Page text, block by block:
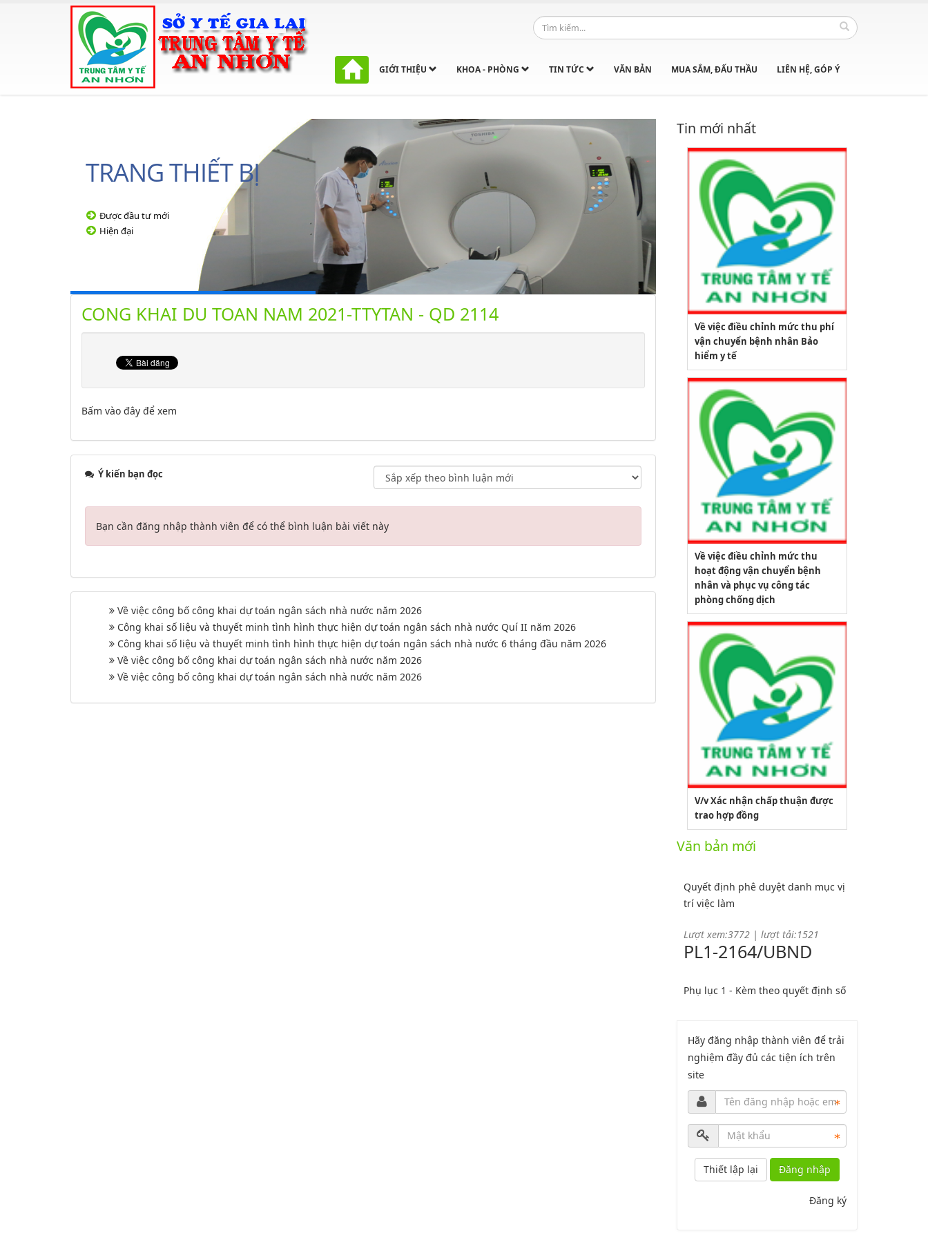
GIỚI THIỆU KHOA - PHÒNG TIN TỨC VĂN BẢN MUA SẮM, ĐẤU THẦU LIÊN HỆ, GÓP Ý
TRANG THIẾT BỊ
Được đầu tư mới
Hiện đại
CONG KHAI DU TOAN NAM 2021-TTYTAN - QD 2114
Bấm vào đây để xem
Ý kiến bạn đọc
Bạn cần đăng nhập thành viên để có thể bình luận bài viết này
Về việc công bố công khai dự toán ngân sách nhà nước năm 2026
Công khai số liệu và thuyết minh tình hình thực hiện dự toán ngân sách nhà nước Quí II năm 2026
Công khai số liệu và thuyết minh tình hình thực hiện dự toán ngân sách nhà nước 6 tháng đầu năm 2026
Về việc công bố công khai dự toán ngân sách nhà nước năm 2026
Về việc công bố công khai dự toán ngân sách nhà nước năm 2026
Tin mới nhất
Về việc điều chỉnh mức thu phí
vận chuyển bệnh nhân Bảo
hiểm y tế
Về việc điều chỉnh mức thu
hoạt động vận chuyển bệnh
nhân và phục vụ công tác
phòng chống dịch
V/v Xác nhận chấp thuận được
trao hợp đồng
Văn bản mới
2164/QĐUBND
trí việc làm
PL1-2164/UBND
2164
PL2-2164/UBND
Phụ lục 2 - Kèm theo quyết định số
2164
Lượt xem:1998 | lượt tải:1060
PL3-2164/UBND
Phụ lục 3 - Kèm theo quyết định số
Hãy đăng nhập thành viên để trải
nghiệm đầy đủ các tiện ích trên
site
Đăng nhập
Đăng ký